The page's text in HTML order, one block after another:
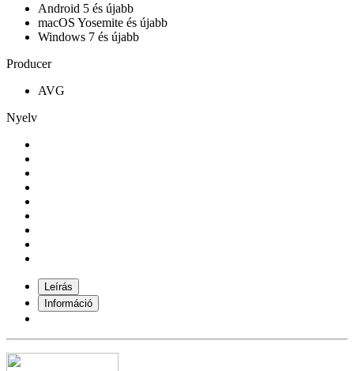
Android 5 és újabb
macOS Yosemite és újabb
Windows 7 és újabb
Producer
AVG
Nyelv
Leírás
Információ